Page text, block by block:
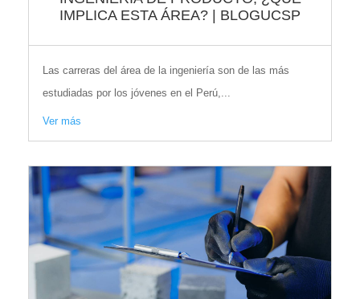
IMPLICA ESTA ÁREA? | BLOGUCSP
Las carreras del área de la ingeniería son de las más
estudiadas por los jóvenes en el Perú,...
Ver más